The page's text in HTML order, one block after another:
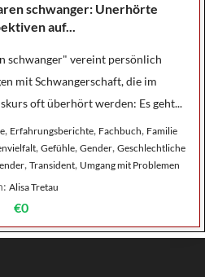
schwanger: Unerhörte
auf...
schwanger" vereint persönlich
mit Schwangerschaft, die im
oft überhört werden: Es geht...
, Erfahrungsberichte, Fachbuch, Familie
, Gefühle, Gender, Geschlechtliche
, Transident, Umgang mit Problemen
Alisa Tretau
€0